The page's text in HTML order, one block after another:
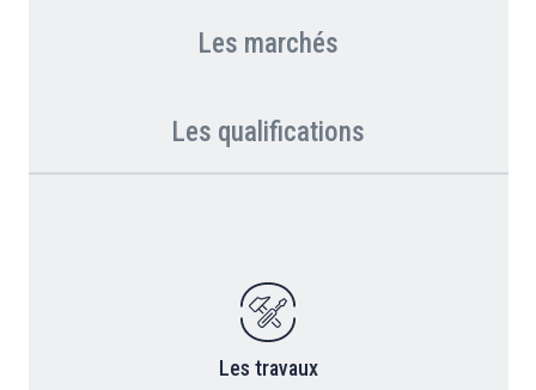
Les marchés
Les qualifications
Les travaux